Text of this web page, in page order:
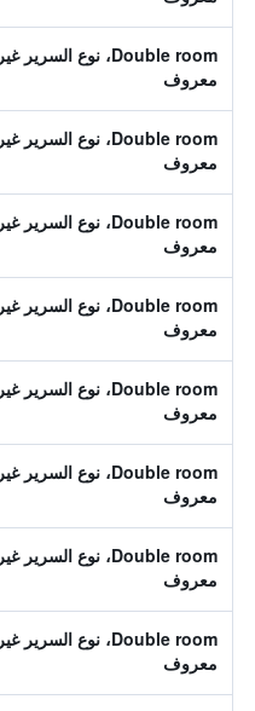
Double room، نوع السرير غير
معروف
Double room، نوع السرير غير
معروف
Double room، نوع السرير غير
معروف
Double room، نوع السرير غير
معروف
Double room، نوع السرير غير
معروف
Double room، نوع السرير غير
معروف
Double room، نوع السرير غير
معروف
Double room، نوع السرير غير
معروف